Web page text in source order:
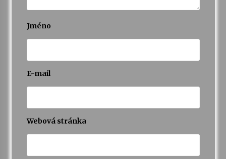
Jméno
E-mail
Webová stránka